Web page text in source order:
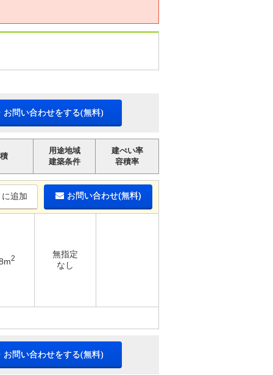
お問い合わせをする(無料)
用途地域
建築条件
建ぺい率
容積率
追加 お問い合わせ(無料)
2
無指定
なし
お問い合わせをする(無料)